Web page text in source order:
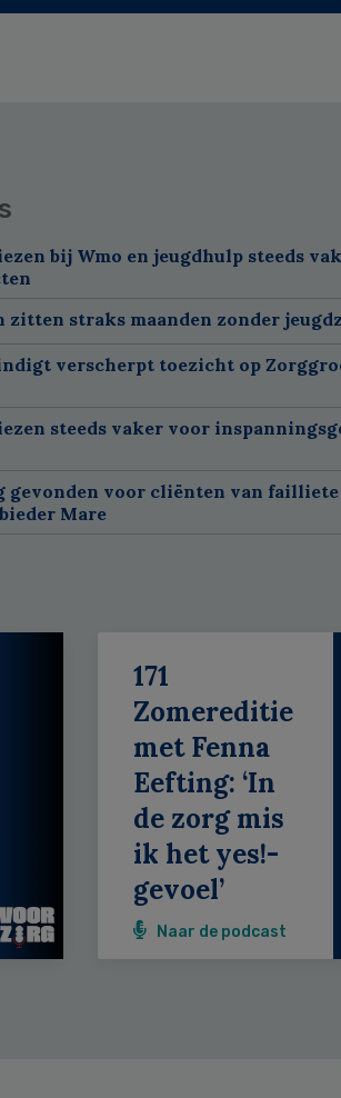
bij Wmo en jeugdhulp steeds
zitten straks maanden zonder
verscherpt toezicht op
steeds vaker voor
gevonden voor cliënten van failliete
Mare
171
Zomereditie
met Fenna
Eefting: ‘In
de zorg mis
ik het yes!-
gevoel’
Naar de podcast